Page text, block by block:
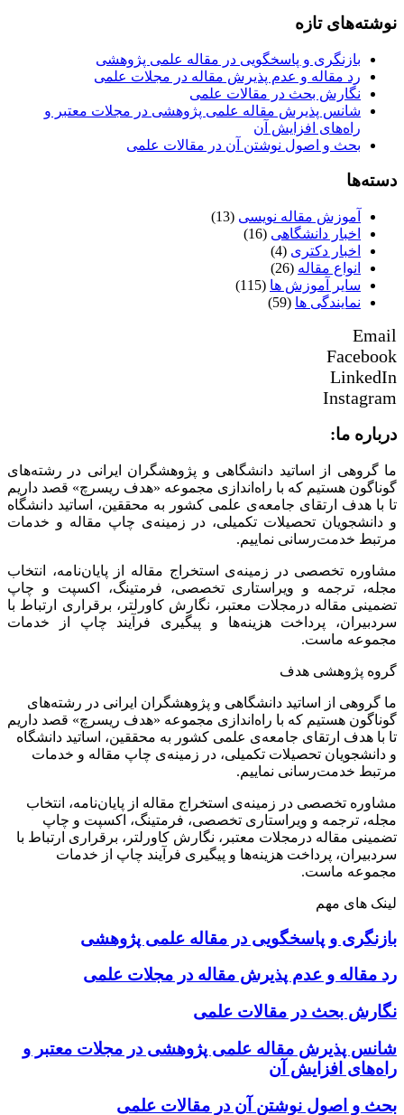
نوشته‌های تازه
بازنگری و پاسخگویی در مقاله علمی پژوهشی
رد مقاله و عدم پذیرش مقاله در مجلات علمی
نگارش بحث در مقالات علمی
شانس پذیرش مقاله علمی پژوهشی در مجلات معتبر و
راه‌های افزایش آن
بحث و اصول نوشتن آن در مقالات علمی
دسته‌ها
آموزش مقاله نویسی (13)
اخبار دانشگاهی (16)
اخبار دکتری (4)
انواع مقاله (26)
سایر آموزش ها (115)
نمایندگی ها (59)
Email
Facebook
LinkedIn
Instagram
درباره ما:
ما گروهی از اساتید دانشگاهی و پژوهشگران ایرانی در رشته‌های
گوناگون هستیم که با راه‌اندازی مجموعه «هدف ریسرچ» قصد داریم
تا با هدف ارتقای جامعه‌ی علمی کشور به محققین، اساتید دانشگاه
و دانشجویان تحصیلات تکمیلی، در زمینه‌ی چاپ مقاله و خدمات
مرتبط خدمت‌رسانی نماییم.
مشاوره تخصصی در زمینه‌ی استخراج مقاله از پایان‌نامه، انتخاب
مجله، ترجمه و ویراستاری تخصصی، فرمتینگ، اکسپت و چاپ
تضمینی مقاله درمجلات معتبر، نگارش کاورلتر، برقراری ارتباط با
سردبیران، پرداخت هزینه‌ها و پیگیری فرآیند چاپ از خدمات
مجموعه ماست.
گروه پژوهشی هدف
ما گروهی از اساتید دانشگاهی و پژوهشگران ایرانی در رشته‌های
گوناگون هستیم که با راه‌اندازی مجموعه «هدف ریسرچ» قصد داریم
تا با هدف ارتقای جامعه‌ی علمی کشور به محققین، اساتید دانشگاه
و دانشجویان تحصیلات تکمیلی، در زمینه‌ی چاپ مقاله و خدمات
مرتبط خدمت‌رسانی نماییم.
مشاوره تخصصی در زمینه‌ی استخراج مقاله از پایان‌نامه، انتخاب
مجله، ترجمه و ویراستاری تخصصی، فرمتینگ، اکسپت و چاپ
تضمینی مقاله درمجلات معتبر، نگارش کاورلتر، برقراری ارتباط با
سردبیران، پرداخت هزینه‌ها و پیگیری فرآیند چاپ از خدمات
مجموعه ماست.
لینک های مهم
بازنگری و پاسخگویی در مقاله علمی پژوهشی
رد مقاله و عدم پذیرش مقاله در مجلات علمی
نگارش بحث در مقالات علمی
شانس پذیرش مقاله علمی پژوهشی در مجلات معتبر و
راه‌های افزایش آن
بحث و اصول نوشتن آن در مقالات علمی